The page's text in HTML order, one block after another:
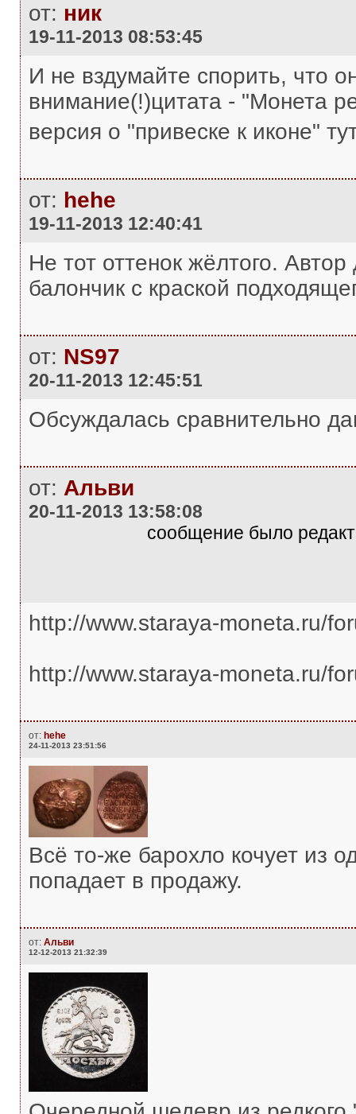
от: ник
19-11-2013 08:53:45
И не вздумайте спорить, что
внимание(!)цитата - "Монета
версия о "привеске к иконе"
от: hehe
19-11-2013 12:40:41
Не тот оттенок жёлтого.
балончик с краской
от: NS97
20-11-2013 12:45:51
Обсуждалась сравнительно
от: Альви
20-11-2013 13:58:08
сообщение было
http://www.staraya-moneta.ru/
http://www.staraya-moneta.ru/
от: hehe
24-11-2013 23:51:56
Всё то-же барохло кочует из
попадает в продажу.
от: Альви
12-12-2013 21:32:39